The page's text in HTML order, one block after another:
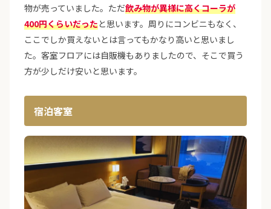
物が売っていました。ただ飲み物が異様に高くコーラが
400円くらいだったと思います。周りにコンビニもなく、
ここでしか買えないとは言ってもかなり高いと思いまし
た。客室フロアには自販機もありましたので、そこで買う
方が少しだけ安いと思います。
宿泊客室